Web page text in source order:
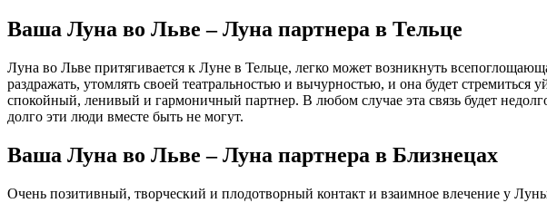
Ваша Луна во Льве – Луна партнера в Тельце
Луна во Льве притягивается к Луне в Тельце, легко может возникнуть
раздражать, утомлять своей театральностью и вычурностью, и она будет
спокойный, ленивый и гармоничный партнер. В любом случае эта связь будет
долго эти люди вместе быть не могут.
Ваша Луна во Льве – Луна партнера в Близнецах
Очень позитивный, творческий и плодотворный контакт и взаимное влечение у